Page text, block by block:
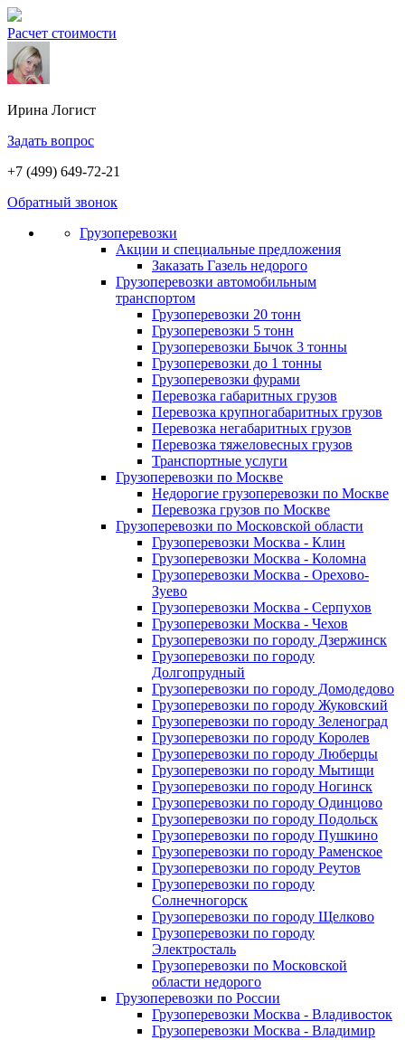
Расчет стоимости
Ирина Логист
Задать вопрос
+7 (499) 649-72-21
Обратный звонок
Грузоперевозки
Акции и специальные предложения
Заказать Газель недорого
Грузоперевозки автомобильным
транспортом
Грузоперевозки 20 тонн
Грузоперевозки 5 тонн
Грузоперевозки Бычок 3 тонны
Грузоперевозки до 1 тонны
Грузоперевозки фурами
Перевозка габаритных грузов
Перевозка крупногабаритных грузов
Перевозка негабаритных грузов
Перевозка тяжеловесных грузов
Транспортные услуги
Грузоперевозки по Москве
Недорогие грузоперевозки по Москве
Перевозка грузов по Москве
Грузоперевозки по Московской области
Грузоперевозки Москва - Клин
Грузоперевозки Москва - Коломна
Грузоперевозки Москва - Орехово-
Зуево
Грузоперевозки Москва - Серпухов
Грузоперевозки Москва - Чехов
Грузоперевозки по городу Дзержинск
Грузоперевозки по городу
Долгопрудный
Грузоперевозки по городу Домодедово
Грузоперевозки по городу Жуковский
Грузоперевозки по городу Зеленоград
Грузоперевозки по городу Королев
Грузоперевозки по городу Люберцы
Грузоперевозки по городу Мытищи
Грузоперевозки по городу Ногинск
Грузоперевозки по городу Одинцово
Грузоперевозки по городу Подольск
Грузоперевозки по городу Пушкино
Грузоперевозки по городу Раменское
Грузоперевозки по городу Реутов
Грузоперевозки по городу
Солнечногорск
Грузоперевозки по городу Щелково
Грузоперевозки по городу
Электросталь
Грузоперевозки по Московской
области недорого
Грузоперевозки по России
Грузоперевозки Москва - Владивосток
Грузоперевозки Москва - Владимир